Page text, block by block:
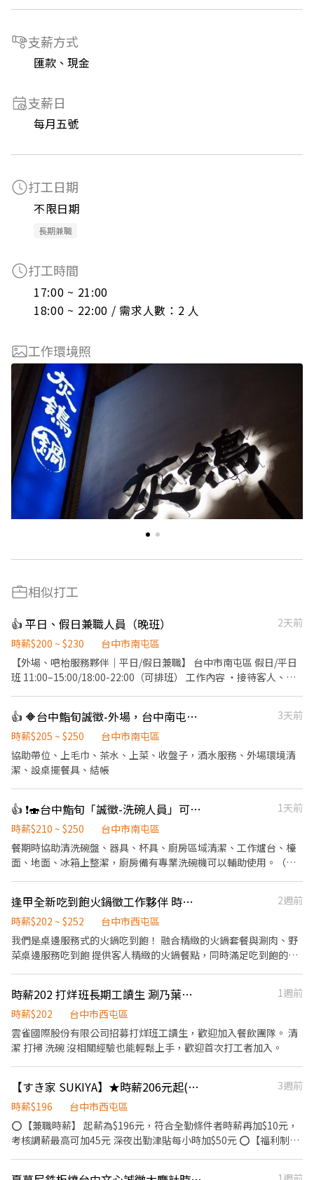
支薪方式
匯款、現金
支薪日
每月五號
打工日期
不限日期
長期兼職
打工時間
17:00 ~ 21:00
18:00 ~ 22:00 / 需求人數：2 人
工作環境照
相似打工
👍 平日、假日兼職人員（晚班）
2天前
時薪$200 ~ $230
台中市南屯區
【外場、吧枱服務夥伴｜平日/假日兼職】 台中市南屯區 假日/平日
班 11:00–15:00/18:00-22:00（可排班） 工作內容 ・接待客人、協
良好，可配合時數 福利： 除基本勞健保外，另有供餐、飲料/調飲
提供，並有不定期聚餐
👍 🔶台中鮨旬誠徵-外場，台中南屯壽司店誠徵-外場服務人員🔶長短期皆可
3天前
時薪$205 ~ $250
台中市南屯區
協助帶位、上毛巾、茶水、上菜、收盤子，酒水服務、外場環境清
潔、設桌擺餐具、結帳
👍 ❗️🍣台中鮨旬「誠徵-洗碗人員」可長期配合者為優先考量。（週日、週一店休）
1天前
時薪$210 ~ $250
台中市南屯區
餐期時協助清洗碗盤、器具、杯具、廚房區域清潔、工作爐台、檯
面、地面、冰箱上整潔，廚房備有專業洗碗機可以輔助使用。（廚
逢甲全新吃到飽火鍋徵工作夥伴 時薪252-202
2週前
時薪$202 ~ $252
台中市西屯區
我們是桌邊服務式的火鍋吃到飽！ 融合精緻的火鍋套餐與涮肉、野
菜桌邊服務吃到飽 提供客人精緻的火鍋餐點，同時滿足吃到飽的需
手 我們提供您最高$252的時薪 如果您是餐飲新手 我們也提供最低
202元起的時薪 我們的制度、福利與待遇～ 1、人性化的彈性排班
2、國定假日雙倍薪 3、特休假 4、勞保健保與勞退 5、員工團保 6、
定期聚餐 7、漂亮的員工制服 8、信任制的管理制度 目前我們需求
排您面試 謝謝
時薪202 打烊班長期工讀生 涮乃葉台中福科店
1週前
時薪$202
台中市西屯區
雲雀國際股份有限公司招募打烊班工讀生，歡迎加入餐飲團隊。 清
潔 打掃 洗碗 沒相關經驗也能輕鬆上手，歡迎首次打工者加入。
【すき家 SUKIYA】★時薪206元起(含全勤)★西屯市政誠品480店
3週前
時薪$196
台中市西屯區
⭕【兼職時薪】 起薪為$196元，符合全勤條件者時薪再加$10元，
考核調薪最高可加45元 深夜出勤津貼每小時加$50元 ⭕【福利制